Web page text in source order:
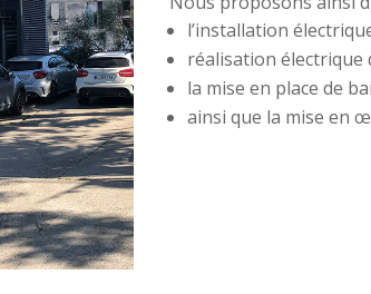
l’installation
réalisation
la mise en place de
ainsi que la mise en